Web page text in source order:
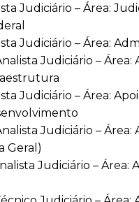
Judiciário – Área:
Judiciário – Área:
Judiciário – Área:
Judiciário – Área:
Judiciário – Área:
Geral)
Judiciário – Área: